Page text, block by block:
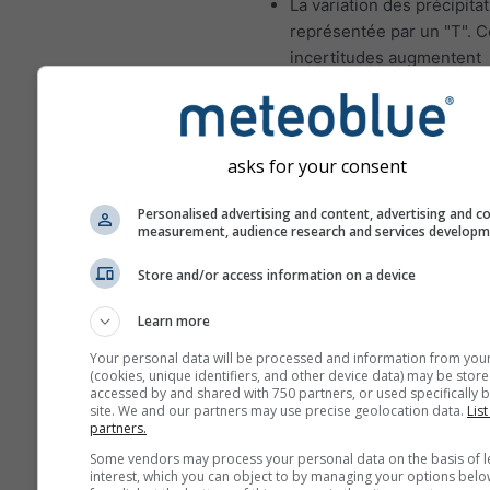
La variation des
représentée par un "T".
incertitudes augmentent
jours de prévisions en
de modèles "ensemble".
différentes variables de
mieux l'incertitude des
Plus de données météo
asks for your consent
Personalised advertising and content, advertising and
measurement, audience research and services
Store and/or access information on a device
Learn more
Your personal data will be processed and information from
(cookies, unique identifiers, and other device data) may be
accessed by and shared with 750 partners, or used specifically
site. We and our partners may use precise geolocation data.
partners.
Some vendors may process your personal data on the basis of
interest, which you can object to by managing your options